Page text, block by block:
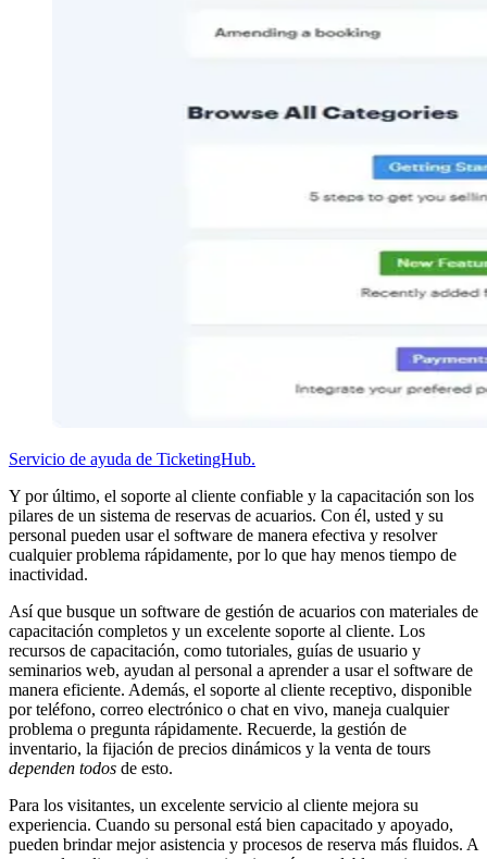
Servicio de ayuda de TicketingHub.
Y por último, el soporte al cliente confiable y la capacitación son los
pilares de un sistema de reservas de acuarios. Con él, usted y su
personal pueden usar el software de manera efectiva y resolver
cualquier problema rápidamente, por lo que hay menos tiempo de
inactividad.
Así que busque un software de gestión de acuarios con materiales de
capacitación completos y un excelente soporte al cliente. Los
recursos de capacitación, como tutoriales, guías de usuario y
seminarios web, ayudan al personal a aprender a usar el software de
manera eficiente. Además, el soporte al cliente receptivo, disponible
por teléfono, correo electrónico o chat en vivo, maneja cualquier
problema o pregunta rápidamente. Recuerde, la gestión de
inventario, la fijación de precios dinámicos y la venta de tours
dependen todos de esto.
Para los visitantes, un excelente servicio al cliente mejora su
experiencia. Cuando su personal está bien capacitado y apoyado,
pueden brindar mejor asistencia y procesos de reserva más fluidos. A